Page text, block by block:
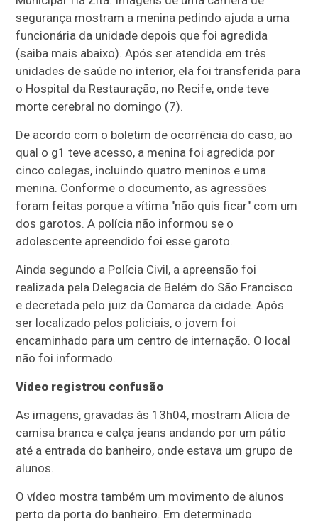
segurança mostram a menina pedindo ajuda a uma
funcionária da unidade depois que foi agredida
(saiba mais abaixo). Após ser atendida em três
unidades de saúde no interior, ela foi transferida para
o Hospital da Restauração, no Recife, onde teve
morte cerebral no domingo (7).
De acordo com o boletim de ocorrência do caso, ao
qual o g1 teve acesso, a menina foi agredida por
cinco colegas, incluindo quatro meninos e uma
menina. Conforme o documento, as agressões
foram feitas porque a vítima "não quis ficar" com um
dos garotos. A polícia não informou se o
adolescente apreendido foi esse garoto.
Ainda segundo a Polícia Civil, a apreensão foi
realizada pela Delegacia de Belém do São Francisco
e decretada pelo juiz da Comarca da cidade. Após
ser localizado pelos policiais, o jovem foi
encaminhado para um centro de internação. O local
não foi informado.
Vídeo registrou confusão
As imagens, gravadas às 13h04, mostram Alícia de
camisa branca e calça jeans andando por um pátio
até a entrada do banheiro, onde estava um grupo de
alunos.
O vídeo mostra também um movimento de alunos
perto da porta do banheiro. Em determinado